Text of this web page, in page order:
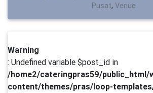
Pusat, Venue
Warning
: Undefined variable $post_id in
/home2/cateringpras59/public_html/
content/themes/pras/loop-